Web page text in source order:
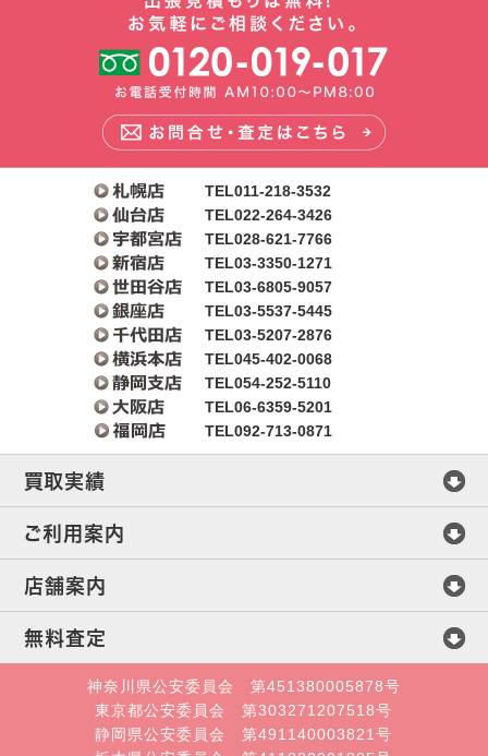
TEL011-218-3532
TEL022-264-3426
TEL028-621-7766
TEL03-3350-1271
TEL03-6805-9057
TEL03-5537-5445
TEL03-5207-2876
TEL045-402-0068
TEL054-252-5110
TEL06-6359-5201
TEL092-713-0871
買取実績
マイセン
ヘレンド
ウェッジウッド
ミントン
ロイヤルコペンハーゲン
ご利用案内
査定方法
買取方法
店頭買取
宅配・郵送買取
店舗案内
会社概要
店舗案内
無料査定
直接メール査定
オンライン査定
神奈川県公安委員会 第451380005878号
東京都公安委員会 第303271207518号
静岡県公安委員会 第491140003821号